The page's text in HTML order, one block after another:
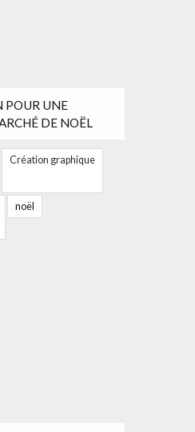
POUR UNE
DE NOËL
Création graphique
noël